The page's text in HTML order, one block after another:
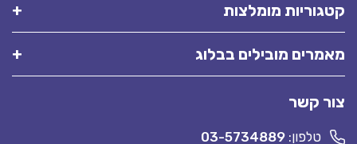
קטגוריות מומלצות
מאמרים מובילים בבלוג
צור קשר
טלפון: 03-5734889